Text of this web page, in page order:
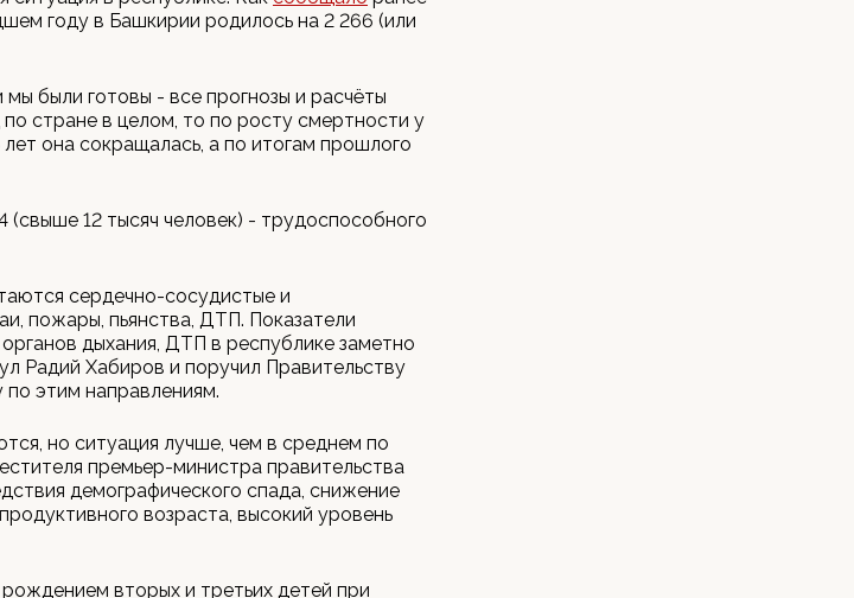
году в Башкирии родилось на 2 266 (или
были готовы - все прогнозы и расчёты
стране в целом, то по росту смертности у
она сокращалась, а по итогам прошлого
12 тысяч человек) - трудоспособного
сердечно-сосудистые и
пожары, пьянства, ДТП. Показатели
дыхания, ДТП в республике заметно
Радий Хабиров и поручил Правительству
этим направлениям.
но ситуация лучше, чем в среднем по
премьер-министра правительства
демографического спада, снижение
возраста, высокий уровень
вторых и третьих детей при